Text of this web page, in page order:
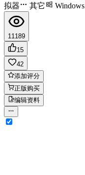
拟器
其它 Windows
11189
15
42
添加评分
正版购买
编辑资料